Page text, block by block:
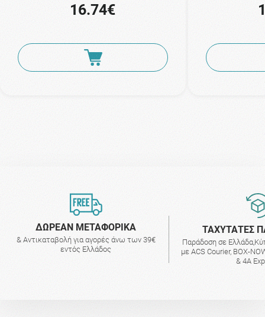
16.74€
ΔΩΡΕΑΝ ΜΕΤΑΦΟΡΙΚΑ
& Αντικαταβολή για αγορές άνω των 39€
εντός Ελλάδος
ΤΑΧΥΤΑΤΕΣ
Παράδοση σε
με ACS Courier, BOX-
& 4A